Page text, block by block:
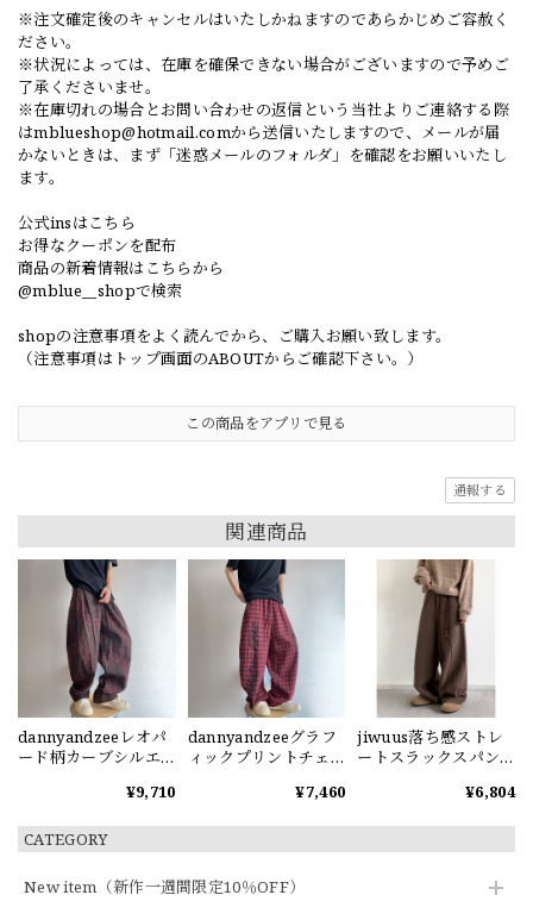
CATEGORY
New item（新作一週間限定10％OFF）
※注文確定後のキャンセルはいたしかねますのであらかじめご容赦く
ださい。
※状況によっては、在庫を確保できない場合がございますので予めご
了承くださいませ。
※在庫切れの場合とお問い合わせの返信という当社よりご連絡する際
はmblueshop@hotmail.comから送信いたしますので、メールが届
かないときは、まず「迷惑メールのフォルダ」を確認をお願いいたし
ます。
公式insはこちら
お得なクーポンを配布
商品の新着情報はこちらから
@mblue__shopで検索
shopの注意事項をよく読んでから、ご購入お願い致します。
（注意事項はトップ画面のABOUTからご確認下さい。）
この商品をアプリで見る
通報する
関連商品
dannyandzeeレオパ
ード柄カーブシルエ
¥9,710
dannyandzeeグラフ
ィックプリントチェ
¥7,460
jiwuus落ち感ストレ
ートスラックスパン
¥6,804